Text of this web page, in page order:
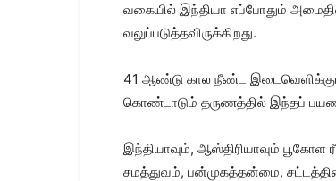
வகையில் இந்தியா எப்போதும்
வலுப்படுத்தவிருக்கிறது.
41 ஆண்டு கால நீண்ட இடைவெளிக்குப்
கொண்டாடும் தருணத்தில் இந்தப்
இந்தியாவும், ஆஸ்திரியாவும்
சமத்துவம், பன்முகத்தன்மை,